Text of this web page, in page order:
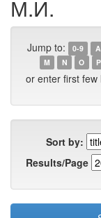
М.И.
Jump to: 0-9 A
M
N O P
or enter first few
Sort by:
Results/Page